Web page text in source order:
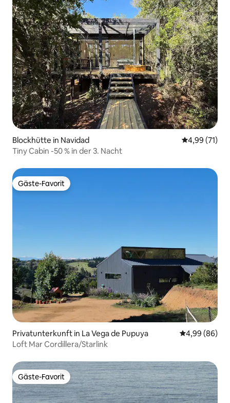
Blockhütte in Navidad
4,99 (71)
Tiny Cabin -50 % in der 3. Nacht
Gäste-Favorit
Gäste-Favorit
Privatunterkunft in La Vega de Pupuya
4,99 (86)
Loft Mar Cordillera/Starlink
Gäste-Favorit
Gäste-Favorit